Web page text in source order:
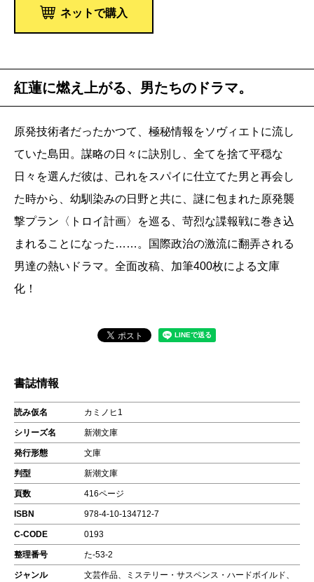
ネットで購入
紅蓮に燃え上がる、男たちのドラマ。
原発技術者だったかつて、極秘情報をソヴィエトに流し
ていた島田。謀略の日々に訣別し、全てを捨て平穏な
日々を選んだ彼は、己れをスパイに仕立てた男と再会し
た時から、幼馴染みの日野と共に、謎に包まれた原発襲
撃プラン〈トロイ計画〉を巡る、苛烈な諜報戦に巻き込
まれることになった……。国際政治の激流に翻弄される
男達の熱いドラマ。全面改稿、加筆400枚による文庫
化！
書誌情報
読み仮名 カミノヒ1
シリーズ名 新潮文庫
発行形態 文庫
判型 新潮文庫
頁数 416ページ
ISBN 978-4-10-134712-7
C-CODE 0193
整理番号 た-53-2
ジャンル
文芸作品、ミステリー・サスペンス・ハードボイルド、